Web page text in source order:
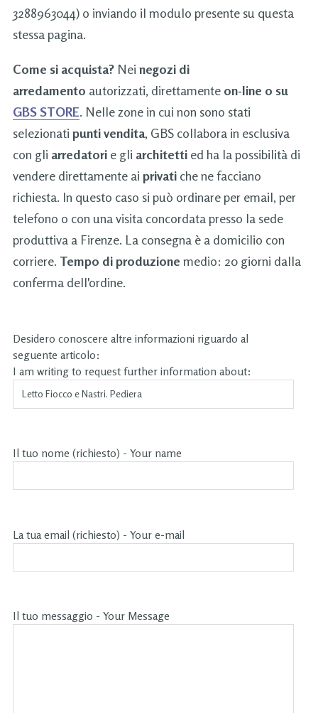
3288963044) o inviando il modulo presente su questa
stessa pagina.
Come si acquista? Nei negozi di
arredamento autorizzati, direttamente on-line o su
GBS STORE. Nelle zone in cui non sono stati
selezionati punti vendita, GBS collabora in esclusiva
con gli arredatori e gli architetti ed ha la possibilità di
vendere direttamente ai privati che ne facciano
richiesta. In questo caso si può ordinare per email, per
telefono o con una visita concordata presso la sede
produttiva a Firenze. La consegna è a domicilio con
corriere. Tempo di produzione medio: 20 giorni dalla
conferma dell'ordine.
Desidero conoscere altre informazioni riguardo al
seguente articolo:
I am writing to request further information about:
Il tuo nome (richiesto) - Your name
La tua email (richiesto) - Your e-mail
Il tuo messaggio - Your Message